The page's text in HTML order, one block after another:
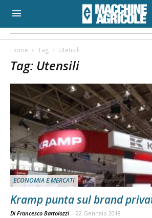
Home Tag Utensili
Tag: Utensili
ECONOMIA E MERCATI
Kramp punta sul brand
Di Francesco Bartolozzi - 22 Gennaio 2018